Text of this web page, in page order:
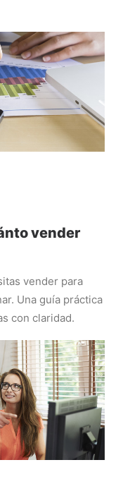
vender
vender para
Una guía práctica
con claridad.